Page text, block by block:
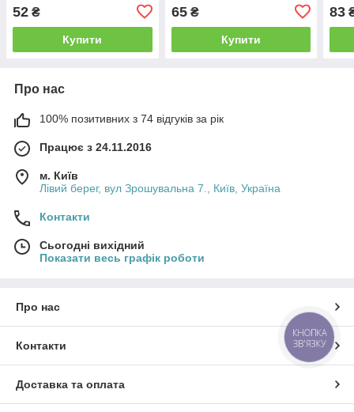
52 ₴
Купити
65₴
Купити
83
Про нас
100% позитивних з 74 відгуків за рік
Працює з 24.11.2016
м. Київ
Лівий берег, вул Зрошувальна 7., Київ, Україна
Контакти
Сьогодні вихідний
Показати весь графік роботи
Про нас
Контакти
Доставка та оплата
КНОПКА
ЗВ'ЯЗКУ